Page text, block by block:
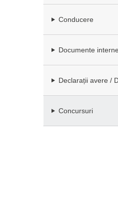
Conducere
Documente interne
Declarații avere /
Concursuri